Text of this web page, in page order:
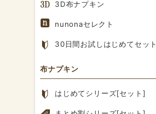
3D布ナプキン
nunonaセレクト
30日間お試しはじめてセット
布ナプキン
はじめてシリーズ[セット]